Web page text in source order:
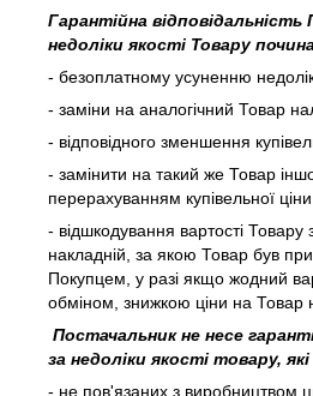
Гарантійна
недоліки якості Товару
- безоплатному усуненню
- заміни на аналогічний Товар
- відповідного зменшення
- замінити на такий же Товар
перерахуванням купівельної ціни
- відшкодування вартості
накладній, за якою Товар був
Покупцем, у разі якщо жодний
обміном, знижкою ціни на Товар
Постачальник не несе
за недоліки якості товару,
- не пов'язаних з виробництвом